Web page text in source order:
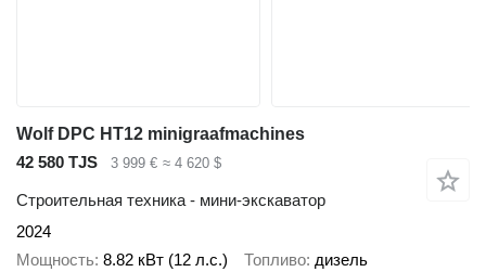
Wolf DPC HT12 minigraafmachines
42 580 TJS
3 999 € ≈ 4 620 $
Строительная техника - мини-экскаватор
2024
Мощность 8.82 кВт (12 л.с.) Топливо дизель